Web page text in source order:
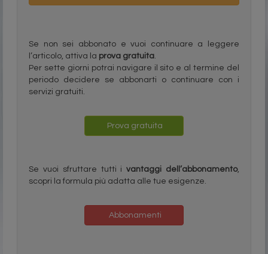
Se non sei abbonato e vuoi continuare a leggere
l’articolo, attiva la prova gratuita.
Per sette giorni potrai navigare il sito e al termine del
periodo decidere se abbonarti o continuare con i
servizi gratuiti.
Prova gratuita
Se vuoi sfruttare tutti ivantaggi dell’abbonamento,
scopri la formula più adatta alle tue esigenze.
Abbonamenti